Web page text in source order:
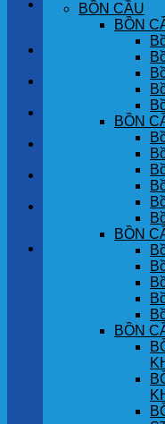
SẢN PHẨM
GÓC KHÁCH
Chưa có sản
BỒN CẦU
BỒN
BỒN
BỒN
BỒN